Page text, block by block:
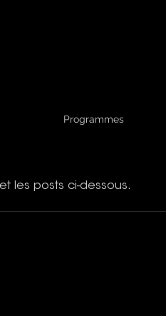
Programmes
les posts ci-dessous.